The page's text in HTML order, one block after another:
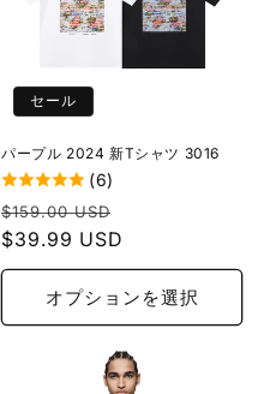
セール
パープル 2024 新Tシャツ 3016
(6)
通
常
価
$159.00 USD
ル
価
格
$39.99 USD
オプションを選択